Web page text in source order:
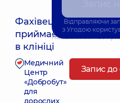
Фахівець
приймає
в клініці
Найближчий час
Медичний
Центр
«Добробут»
для
дорослих
Запис до
Відправляючи
з Угодою